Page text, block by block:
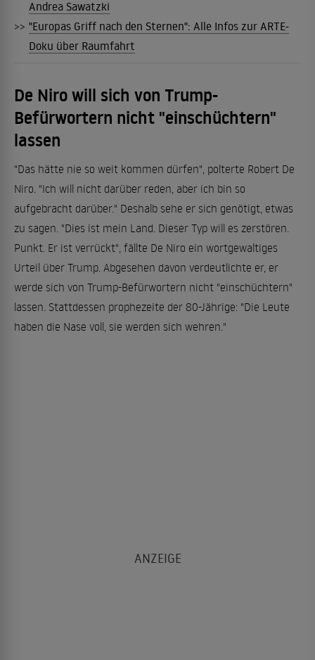
Andrea Sawatzki
>> "Europas Griff nach den Sternen": Alle Infos zur ARTE-
Doku über Raumfahrt
De Niro will sich von Trump-
Befürwortern nicht "einschüchtern"
lassen
"Das hätte nie so weit kommen dürfen", polterte Robert De
Niro. "Ich will nicht darüber reden, aber ich bin so
aufgebracht darüber." Deshalb sehe er sich genötigt, etwas
zu sagen. "Dies ist mein Land. Dieser Typ will es zerstören.
Punkt. Er ist verrückt", fällte De Niro ein wortgewaltiges
Urteil über Trump. Abgesehen davon verdeutlichte er, er
werde sich von Trump-Befürwortern nicht "einschüchtern"
lassen. Stattdessen prophezeite der 80-Jährige: "Die Leute
haben die Nase voll, sie werden sich wehren."